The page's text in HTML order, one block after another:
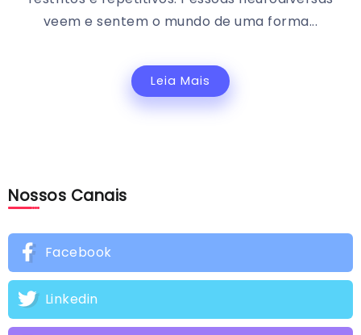
veem e sentem o mundo de uma forma...
Leia Mais
Nossos Canais
Facebook
Linkedin